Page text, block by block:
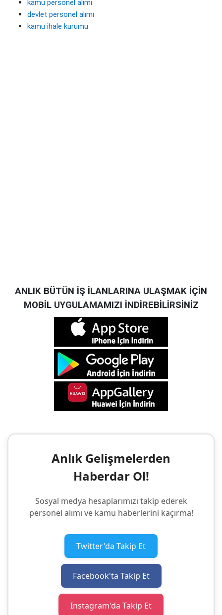
kamu personel alımı
devlet personel alımı
kamu ihale kurumu
ANLIK BÜTÜN İŞ İLANLARINA ULAŞMAK İÇİN
MOBİL UYGULAMAMIZI İNDİREBİLİRSİNİZ
Anlık Gelişmelerden
Haberdar Ol!
Sosyal medya hesaplarımızı takip ederek
personel alımı ve kamu haberlerini kaçırma!
Twitter'da Takip Et
Facebook'ta Takip Et
Instagram'da Takip Et